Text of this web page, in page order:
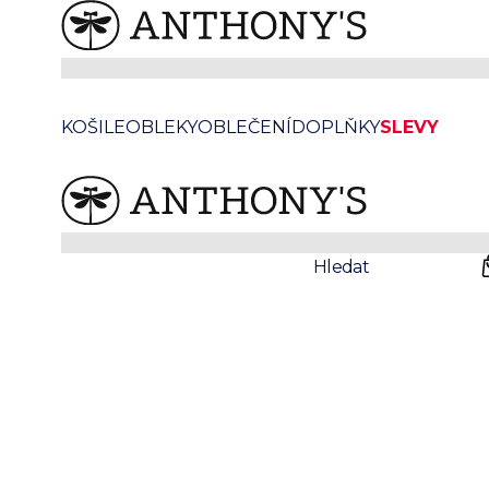
KOŠILEOBLEKYOBLEČENÍDOPLŇKYSLEVY
Hledat